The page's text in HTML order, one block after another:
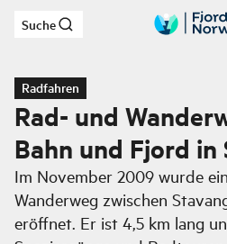
Zum Hauptinhalt
Suche
Radfahren
Rad- und
Bahn und Fjord in
Im November 2009 wurde
Wanderweg zwischen
eröffnet. Er ist 4,5 km lang